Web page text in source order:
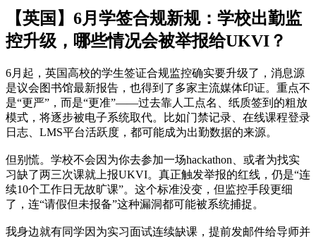
【英国】6月学签合规新规：学校出勤监
控升级，哪些情况会被举报给UKVI？
6月起，英国高校的学生签证合规监控确实要升级了，消息源
是议会图书馆最新报告，也得到了多家主流媒体印证。重点不
是“更严”，而是“更准”——过去靠人工点名、纸质签到的粗放
模式，将逐步被电子系统取代。比如门禁记录、在线课程登录
日志、LMS平台活跃度，都可能成为出勤数据的来源。
但别慌。学校不会因为你去参加一场hackathon、或者为找实
习缺了两三次课就上报UKVI。真正触发举报的红线，仍是“连
续10个工作日无故旷课”。这个标准没变，但监控手段更细
了，连“请假但未报备”这种漏洞都可能被系统捕捉。
我身边就有同学因为实习面试连续缺课，提前发邮件给导师并